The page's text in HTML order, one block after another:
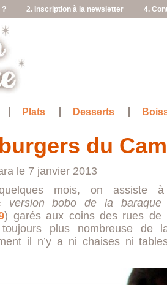
? 2. Inscription à la newsletter 4.
Plats Desserts
du
le 7 janvier 2013
mois, on assiste
version bobo de la
) garés aux coins des rues de
toujours plus nombreuse de
il n’y a ni chaises ni